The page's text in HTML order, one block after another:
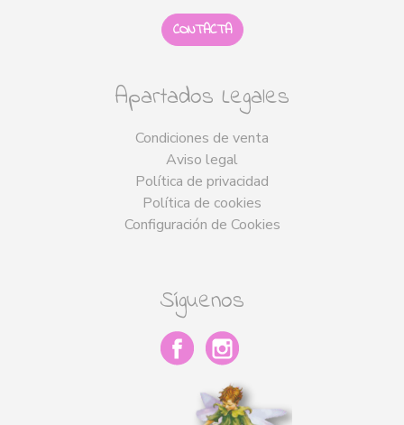
CONTACTA
Apartados Legales
Condiciones de venta
Aviso legal
Política de privacidad
Política de cookies
Configuración de Cookies
Síguenos